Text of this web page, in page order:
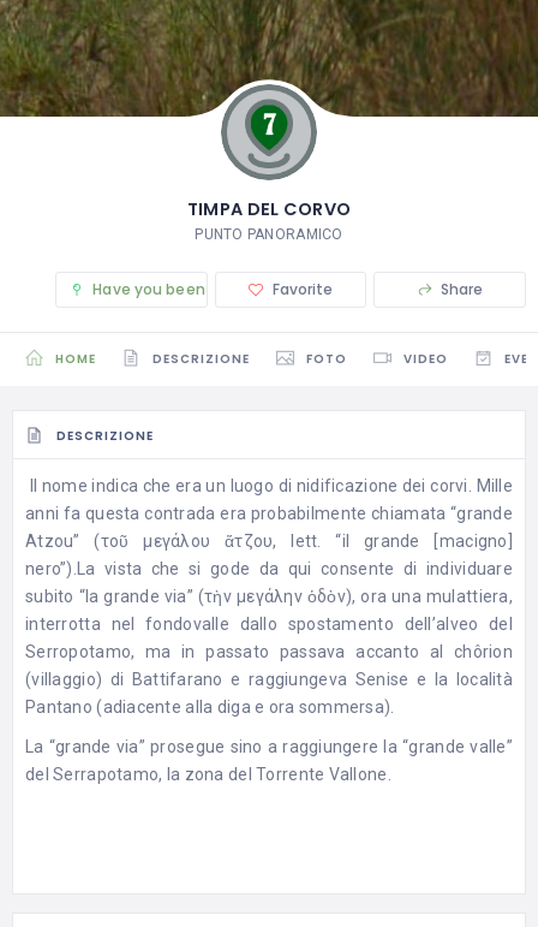
TIMPA DEL CORVO
PUNTO PANORAMICO
Have you been there? (0)Favorite Share
HOME DESCRIZIONE FOTO VIDEO
DESCRIZIONE
Il nome indica che era un luogo di nidificazione dei corvi. Mille
anni fa questa contrada era probabilmente chiamata “grande
Atzou” (τοῦ μεγάλου ἅτζου, lett. “il grande [macigno]
nero”).La vista che si gode da qui consente di individuare
subito “la grande via” (τὴν μεγάλην ὁδὸν), ora una mulattiera,
interrotta nel fondovalle dallo spostamento dell’alveo del
Serropotamo, ma in passato passava accanto al chôrion
(villaggio) di Battifarano e raggiungeva Senise e la località
Pantano (adiacente alla diga e ora sommersa).
La “grande via” prosegue sino a raggiungere la “grande valle”
del Serrapotamo, la zona del Torrente Vallone.